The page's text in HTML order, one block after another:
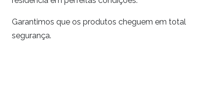
Garantimos que os produtos cheguem em total
segurança.